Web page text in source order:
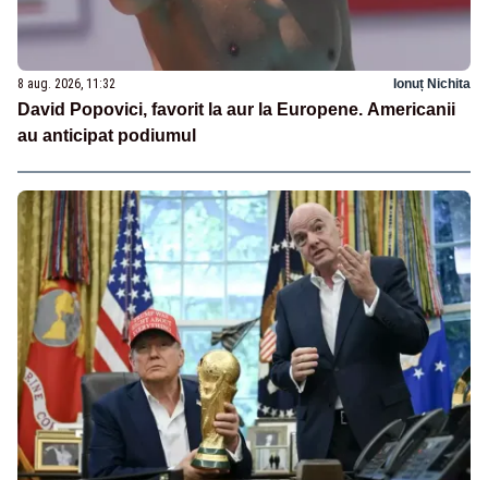
8 aug. 2026, 11:32 Ionuț Nichita
David Popovici, favorit la aur la Europene. Americanii
au anticipat podiumul